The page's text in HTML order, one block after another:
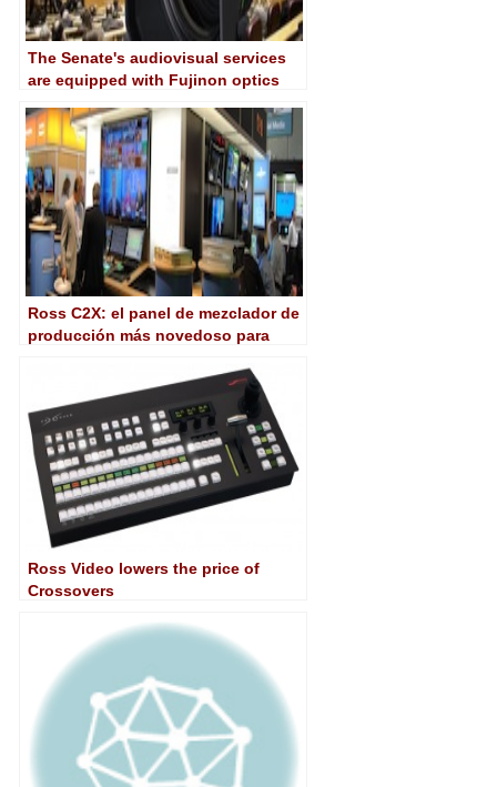
The Senate's audiovisual services
are equipped with Fujinon optics
supplied by Xeltec
Ross C2X: el panel de mezclador de
producción más novedoso para
Ross Video lowers the price of
Crossovers